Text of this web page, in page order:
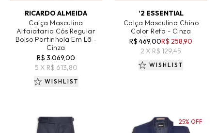
RICARDO ALMEIDA
Calça Masculina
Alfaiataria Cós Regular
Bolso Portinhola Em Lã -
Cinza
R$ 3.069,00
5 X R$ 613,80
WISHLIST
'2 ESSENTIAL
Calça Masculina Chino
Color Reta - Cinza
R$ 469,00R$ 258,90
2 X R$ 129,45
WISHLIST
25% OFF